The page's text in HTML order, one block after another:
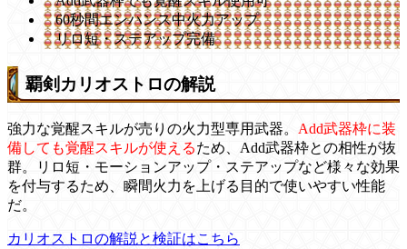
60秒間エンハンス中火力アップ
リロ短・ステアップ完備
覇剣カリオストロの解説
強力な覚醒スキルが売りの火力型専用武器。 Add武器枠に装
備しても覚醒スキルが使えるため、Add武器枠との相性が抜
群。リロ短・モーションアップ・ステアップなど様々な効果
を付与するため、瞬間火力を上げる目的で使いやすい性能
だ。
カリオストロの解説と検証はこちら